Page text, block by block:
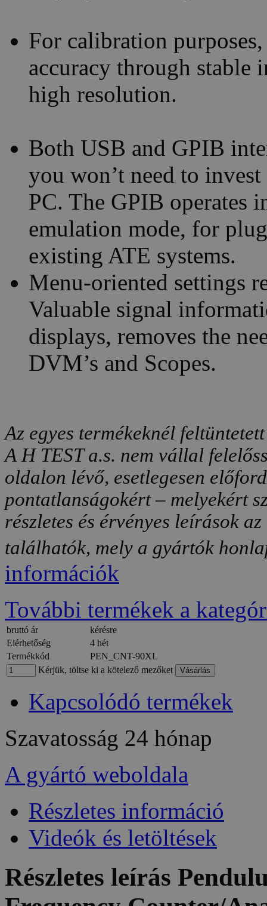
For calibration
accuracy through stable
high resolution.
Both USB and GPIB
you won’t need to
PC. The GPIB operates
emulation mode, for
existing ATE systems.
Menu-oriented settings
Valuable signal
displays, removes the
DVM’s and Scopes.
Az egyes termékeknél
A H TEST a.s. nem vállal
oldalon lévő, esetlegesen
pontatlanságokért – melyekért
részletes és érvényes leírások
találhatók, mely a gyártók
információk
További termékek a
bruttó ár
kérésre
Elérhetőség
4 hét
Termékkód
PEN_CNT-90XL
Kérjük, töltse ki a kötelező mezőket
Kapcsolódó termékek
Szavatosság 24 hónap
A gyártó weboldala
Részletes információ
Videók és letöltések
Részletes leírás